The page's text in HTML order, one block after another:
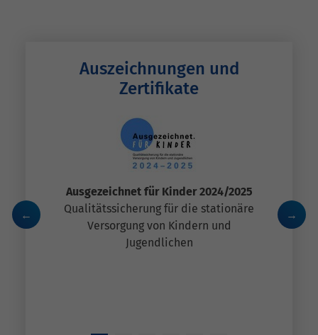
Auszeichnungen und
Zertifikate
stellt
Ausgezeichnet für Kinder 2024/2025
Qualitätssicherung für die stationäre
Versorgung von Kindern und
Jugendlichen